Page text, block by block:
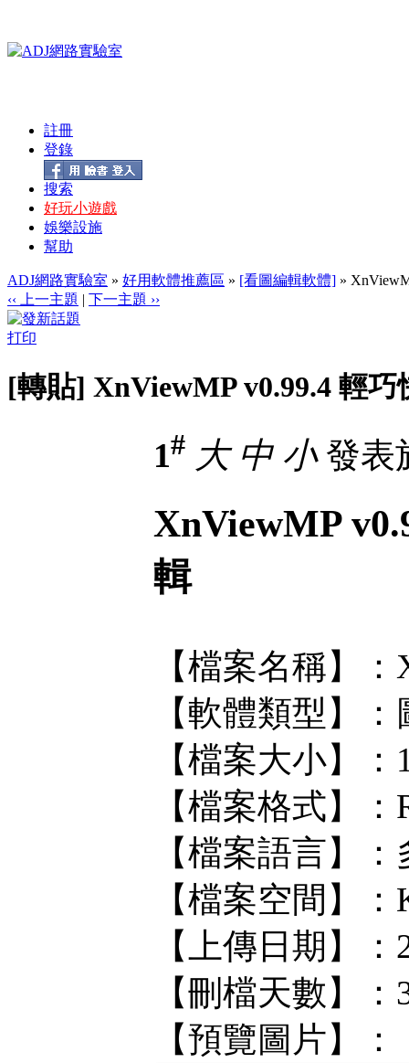
註冊
登錄
搜索
好玩小遊戲
娛樂設施
幫助
ADJ網路實驗室 » 好用軟體推薦區 » [看圖編輯軟體] »
‹‹ 上一主題 | 下一主題 ››
打印
[轉貼] XnViewMP v0.99.4 輕
1# 大 中 小發表
XnViewMP
輯
【檔案名稱】
【軟體類型】
【檔案大小】：
【檔案格式】：
【檔案語言】
【檔案空間】
【上傳日期】：
【刪檔天數】
【預覽圖片】：